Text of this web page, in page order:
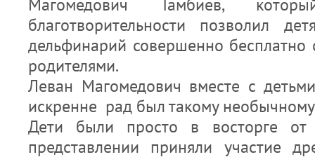
благотворительности позволил
дельфинарий совершенно
родителями.
Леван Магомедович вместе с
искренне рад был такому необычному
Дети были просто в восторге от
представлении приняли участие